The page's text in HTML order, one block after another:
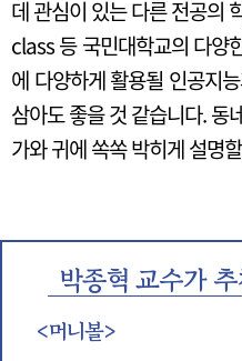
데 관심이 있는 다른 전공의
class 등 국민대학교의 다양
에 다양하게 활용될 인공지
삼아도 좋을 것 같습니다. 동
가와 귀에 쏙쏙 박히게 설명
박종혁 교수가
<머니볼>